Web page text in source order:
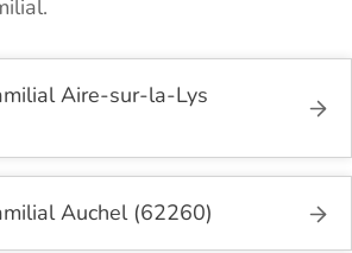
Aire-sur-la-Lys
Auchel (62260)